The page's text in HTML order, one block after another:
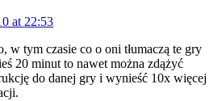
at 22:53
w tym czasie co o oni tłumaczą te gry
20 minut to nawet można zdążyć
do danej gry i wynieść 10x więcej